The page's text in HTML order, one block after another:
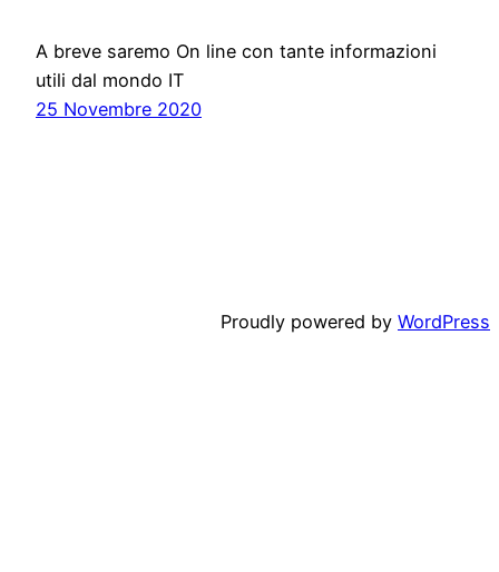
A breve saremo On line con tante informazioni
utili dal mondo IT
25 Novembre 2020
Proudly powered by WordPress